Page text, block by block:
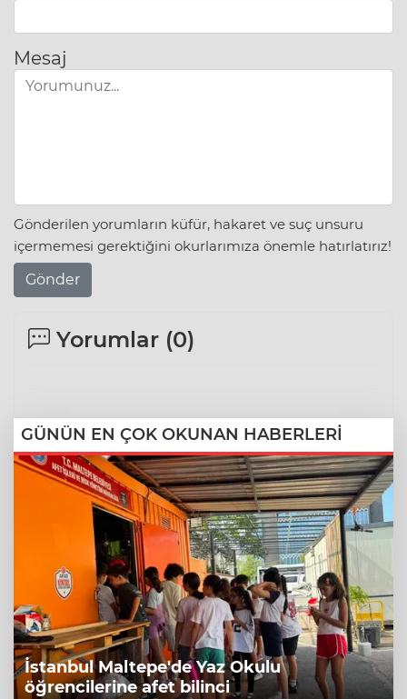
Mesaj
Gönderilen yorumların küfür, hakaret ve suç unsuru
içermemesi gerektiğini okurlarımıza önemle hatırlatırız!
Gönder
Yorumlar (0)
GÜNÜN EN ÇOK OKUNAN HABERLERİ
İstanbul Maltepe'de Yaz Okulu
öğrencilerine afet bilinci